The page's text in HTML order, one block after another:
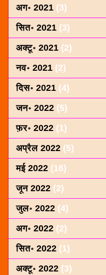
अग॰ 2021 (3)
सित॰ 2021 (3)
अक्टू॰ 2021 (2)
नव॰ 2021 (2)
दिस॰ 2021 (4)
जन॰ 2022 (5)
फ़र॰ 2022 (1)
अप्रैल 2022 (5)
मई 2022 (16)
जून 2022 (2)
जुल॰ 2022 (4)
अग॰ 2022 (2)
सित॰ 2022 (1)
अक्टू॰ 2022 (3)